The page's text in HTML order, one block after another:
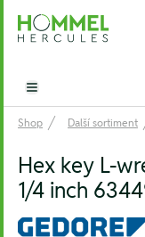
Hommel Hercules
Open main menu
Shop Další sortiment
Hex key L-
1/4 inch